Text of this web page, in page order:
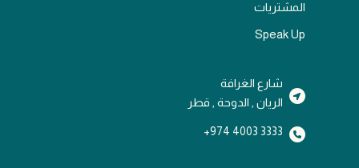
المشتريات
Speak Up
شارع الغرافة
الريان , الدوحة , قطر
3333 4003 974+